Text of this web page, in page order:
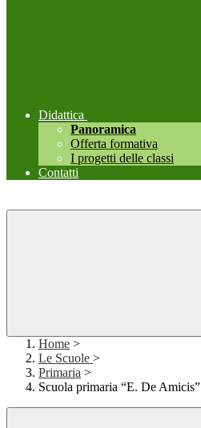
Didattica
Panoramica
Offerta formativa
I progetti delle classi
Contatti
Home >
Le Scuole >
Primaria >
Scuola primaria “E. De Amicis”